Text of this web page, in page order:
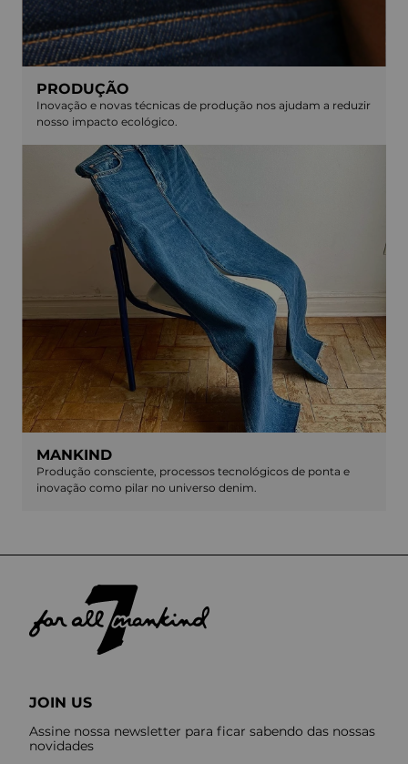
PRODUÇÃO
Inovação e novas técnicas de produção nos ajudam a reduzir
nosso impacto ecológico.
MANKIND
Produção consciente, processos tecnológicos de ponta e
inovação como pilar no universo denim.
JOIN US
Assine nossa newsletter para ficar sabendo das nossas
novidades